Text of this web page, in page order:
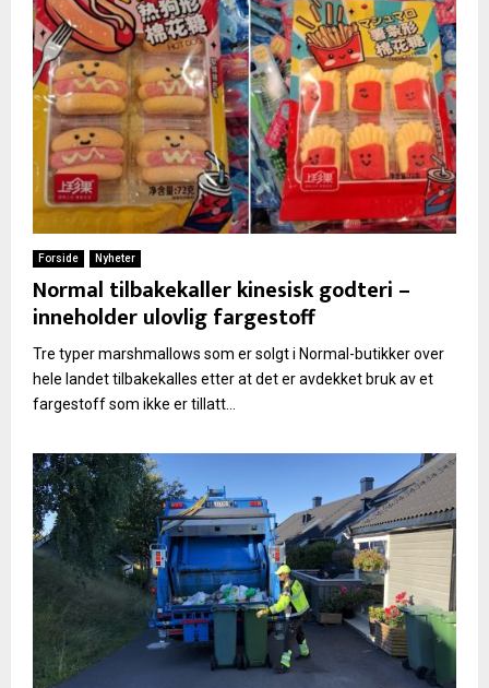
Forside Nyheter
Normal tilbakekaller kinesisk godteri –
inneholder ulovlig fargestoff
Tre typer marshmallows som er solgt i Normal-butikker over
hele landet tilbakekalles etter at det er avdekket bruk av et
fargestoff som ikke er tillatt...